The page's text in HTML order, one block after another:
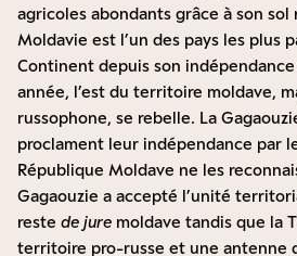
agricoles abondants grâce à son
Moldavie est l’un des pays les plus
Continent depuis son indépendance
année, l’est du territoire moldave,
russophone, se rebelle. La
proclament leur indépendance par
République Moldave ne les
Gagaouzie a accepté l’unité
reste de jure moldave tandis que la
territoire pro-russe et une antenne